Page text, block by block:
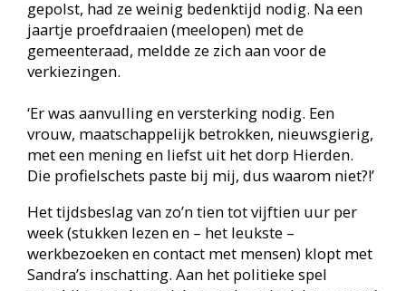
2026 waarin de gemeenten de begroting niet
meer rond krijgen. ‘Ik kan niet gaan meestemmen
over mijn eigen salaris!’
Snoezelen over de grens
leren stimuleert, zou dit zelf ook in praktijk
moeten brengen. Dat is bij Sandra zeker het geval.
Impactmanagement, intervisie ‘wie ben ik als
leider?’ en leergangen community library en
programmeren prijken op haar cv. En ook de
bibliotheek’ (IFLA staat voor International
Federation of Library Associations and
Institutions – red.). ‘Een eyeopener. Wij zijn een
maatschappelijke organisatie, en we moeten onze